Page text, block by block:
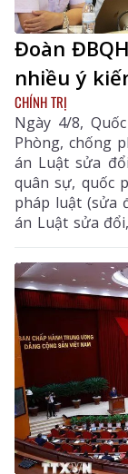
Đoàn
nhiều ý
CHÍNH TRỊ
Ngày 4/8,
Phòng, chống
án Luật sửa
quân sự, quốc
pháp luật (sửa
án Luật sửa
nhiệm bồi
quyết của Quốc
lý vi phạm
kinh tế tư nhân
mới sáng tạo,